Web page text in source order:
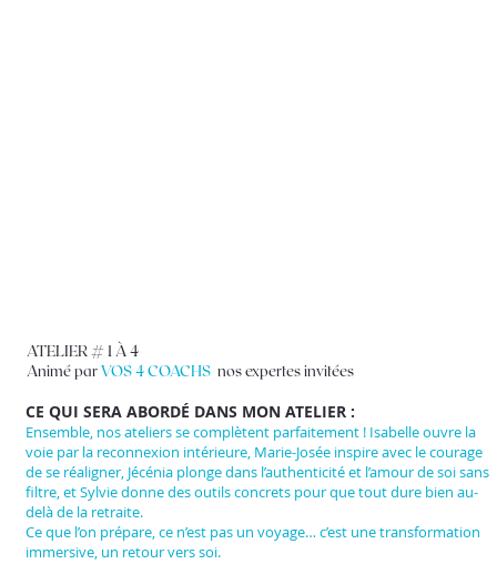
ATELIER # 1 À 4
Animé parVOS 4 COACHS nos expertes invitées
CE QUI SERA ABORDÉ DANS MON ATELIER :
Ensemble, nos ateliers se complètent parfaitement ! Isabelle ouvre la
voie par la reconnexion intérieure, Marie-Josée inspire avec le courage
de se réaligner, Jécénia plonge dans l’authenticité et l’amour de soi sans
filtre, et Sylvie donne des outils concrets pour que tout dure bien au-
delà de la retraite.
Ce que l’on prépare, ce n’est pas un voyage… c’est une transformation
immersive, un retour vers soi.